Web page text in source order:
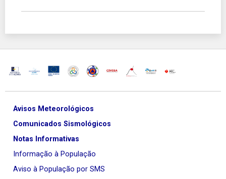
Avisos Meteorológicos
Comunicados Sismológicos
Notas Informativas
Informação à População
Aviso à População por SMS